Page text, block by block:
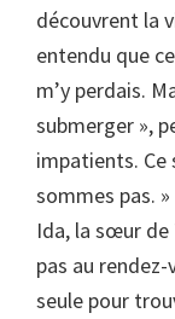
découvrent la
entendu que
m’y perdais.
submerger »,
impatients. Ce
sommes pas. »
Ida, la sœur de
pas au
seule pour